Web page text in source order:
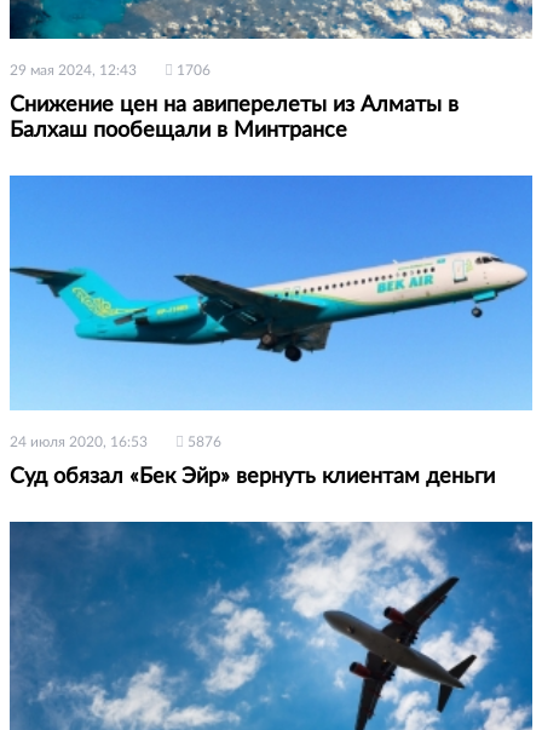
29 мая 2024, 12:43 1706
Снижение цен на авиперелеты из Алматы в
Балхаш пообещали в Минтрансе
24 июля 2020, 16:53 5876
Суд обязал «Бек Эйр» вернуть клиентам деньги